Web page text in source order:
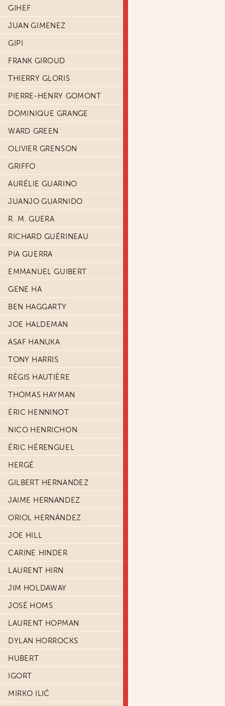
GIHEF
JUAN GIMENEZ
GIPI
FRANK GIROUD
THIERRY GLORIS
PIERRE-HENRY GOMONT
DOMINIQUE GRANGE
WARD GREEN
OLIVIER GRENSON
GRIFFO
AURÉLIE GUARINO
JUANJO GUARNIDO
R. M. GUERA
RICHARD GUÉRINEAU
PIA GUERRA
EMMANUEL GUIBERT
GENE HA
BEN HAGGARTY
JOE HALDEMAN
ASAF HANUKA
TONY HARRIS
RÉGIS HAUTIÈRE
THOMAS HAYMAN
ÉRIC HENNINOT
NICO HENRICHON
ÉRIC HÉRENGUEL
HERGÉ
GILBERT HERNANDEZ
JAIME HERNANDEZ
ORIOL HERNÁNDEZ
JOE HILL
CARINE HINDER
LAURENT HIRN
JIM HOLDAWAY
JOSÉ HOMS
LAURENT HOPMAN
DYLAN HORROCKS
HUBERT
IGORT
MIRKO ILIĆ